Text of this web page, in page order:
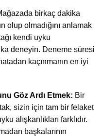
birkaç dakika
olup olmadığını anlamak
kendi uyku
deneyin. Deneme süresi
kaçınmanın en iyi
Göz Ardı Etmek: Bir
sizin için tam bir felaket
alışkanlıkları farklıdır.
başkalarının